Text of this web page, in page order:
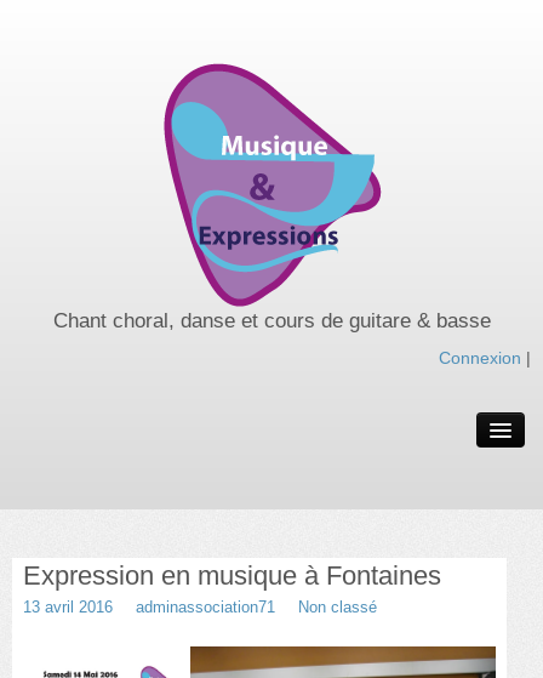
Chant choral, danse et cours de guitare & basse
Connexion |
Nos cours
Danse
Choeur Variantes
Guitare et basse
Expression en musique à Fontaines
13 avril 2016 adminassociation71 Non classé